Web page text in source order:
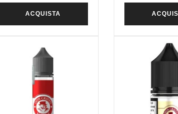
ACQUISTA